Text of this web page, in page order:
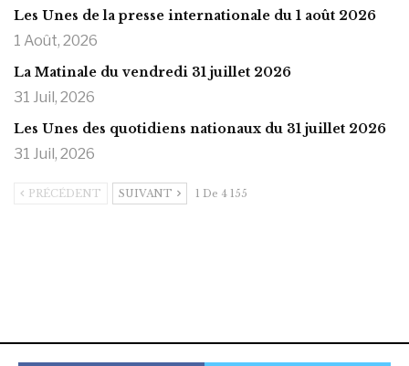
Les Unes de la presse internationale du 1 août 2026
1 Août, 2026
La Matinale du vendredi 31 juillet 2026
31 Juil, 2026
Les Unes des quotidiens nationaux du 31 juillet 2026
31 Juil, 2026
PRÉCÉDENT SUIVANT 1 De 4 155